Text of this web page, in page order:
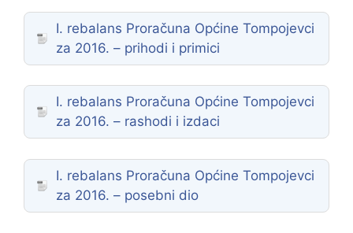
I. rebalans Proračuna Općine Tompojevci
za 2016. – prihodi i primici
I. rebalans Proračuna Općine Tompojevci
za 2016. – rashodi i izdaci
I. rebalans Proračuna Općine Tompojevci
za 2016. – posebni dio